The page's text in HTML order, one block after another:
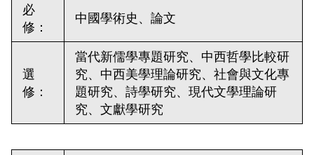
必
修：
中國學術史、論文
選
修：
當代新儒學專題研究、中西哲學比較研
究、中西美學理論研究、社會與文化專
題研究、詩學研究、現代文學理論研
究、文獻學研究